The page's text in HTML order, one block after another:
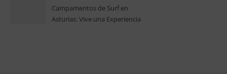
Campamentos de Surf en
Asturias: Vive una Experiencia